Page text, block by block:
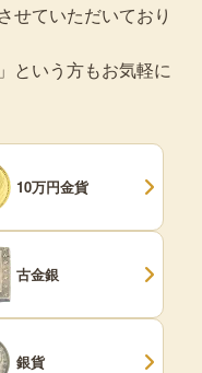
せていただいており
という方もお気軽に
10万円金貨
古金銀
銀貨